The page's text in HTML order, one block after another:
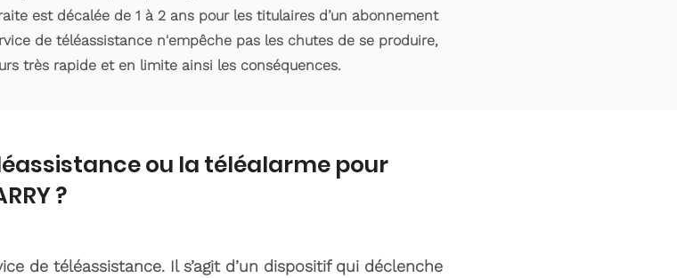
est décalée de 1 à 2 ans pour les titulaires d’un abonnement
de téléassistance n'empêche pas les chutes de se produire,
très rapide et en limite ainsi les conséquences.
ou la téléalarme pour
?
de téléassistance. Il s’agit d’un dispositif qui déclenche